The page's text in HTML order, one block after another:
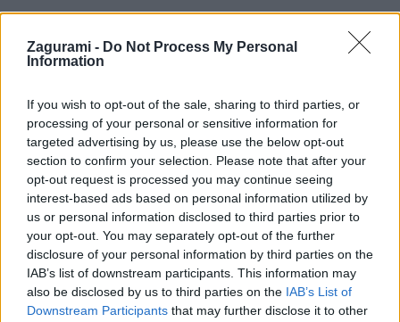
Zagurami - Do Not Process My Personal
Information
If you wish to opt-out of the sale, sharing to third parties, or
processing of your personal or sensitive information for
targeted advertising by us, please use the below opt-out
section to confirm your selection. Please note that after your
opt-out request is processed you may continue seeing
interest-based ads based on personal information utilized by
us or personal information disclosed to third parties prior to
your opt-out. You may separately opt-out of the further
disclosure of your personal information by third parties on the
IAB’s list of downstream participants. This information may
also be disclosed by us to third parties on the IAB’s List of
Downstream Participants that may further disclose it to other
Najkrajšie malokarpatské cyklotrasy (XC)
Jaro 8. augusta 2015